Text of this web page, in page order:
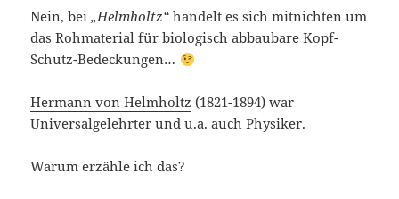
Nein, bei„Helmholtz“handelt es sich mitnichten um
das Rohmaterial für biologisch abbaubare Kopf-
Schutz-Bedeckungen…
Hermann von Helmholtz (1821-1894) war
Universalgelehrter und u.a. auch Physiker.
Warum erzähle ich das?